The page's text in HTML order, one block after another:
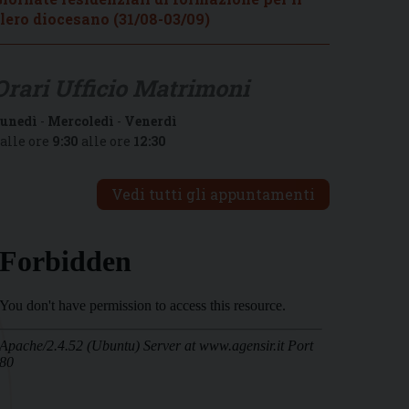
diocesano (31/08-03/09)
- Mercoledì - Venerdì
ore 9:30 alle ore 12:30
Vedi tutti gli appuntamenti